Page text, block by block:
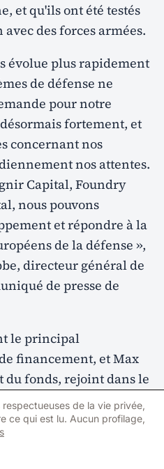
et qu'ils ont été testés
des forces armées.
évolue plus rapidement
de défense ne
pour notre
fortement, et
concernant nos
nos attentes.
Capital, Foundry
nous pouvons
et répondre à la
de la défense »,
directeur général de
de presse de
le principal
financement, et Max
fonds, rejoint dans le
de
opérationnel bien
de la vie privée,
ce qui est lu. Aucun profilage,